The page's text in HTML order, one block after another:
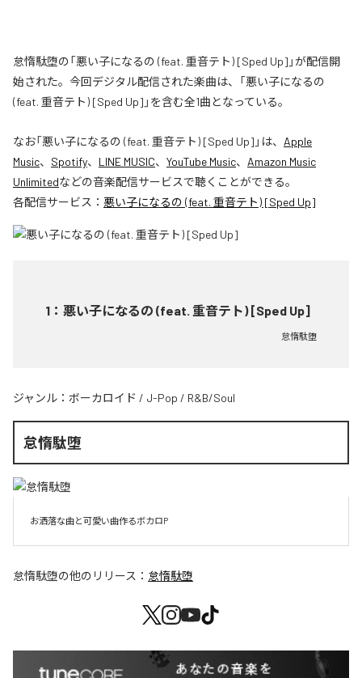
怠惰駄堕の「悪い子になるの (feat. 重音テト) [Sped Up]」が配信開
始された。今回デジタル配信された楽曲は、「悪い子になるの
(feat. 重音テト) [Sped Up]」を含む全1曲となっている。
なお「悪い子になるの (feat. 重音テト) [Sped Up] 」は、 Apple
Music、 Spotify、 LINE MUSIC、 YouTube Music、 Amazon Music
Unlimitedなどの音楽配信サービスで聴くことができる。
各配信サービス： 悪い子になるの (feat. 重音テト) [Sped Up]
1 ： 悪い子になるの (feat. 重音テト) [Sped Up]
怠惰駄堕
ジャンル： ボーカロイド / J-Pop / R&B/Soul
怠惰駄堕
お洒落な曲と可愛い曲作るボカロP
怠惰駄堕の他のリリース： 怠惰駄堕